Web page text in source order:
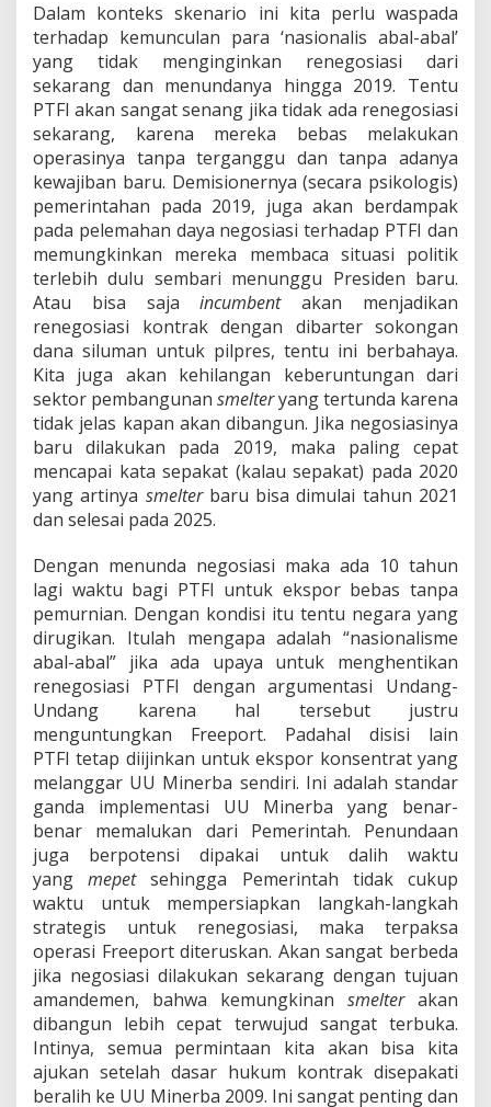
Dalam konteks skenario ini kita perlu waspada
terhadap kemunculan para ‘nasionalis abal-abal’
yang tidak menginginkan renegosiasi dari
sekarang dan menundanya hingga 2019. Tentu
PTFI akan sangat senang jika tidak ada renegosiasi
sekarang, karena mereka bebas melakukan
operasinya tanpa terganggu dan tanpa adanya
kewajiban baru. Demisionernya (secara psikologis)
pemerintahan pada 2019, juga akan berdampak
pada pelemahan daya negosiasi terhadap PTFI dan
memungkinkan mereka membaca situasi politik
terlebih dulu sembari menunggu Presiden baru.
Atau bisa sajaincumbentakan menjadikan
renegosiasi kontrak dengan dibarter sokongan
dana siluman untuk pilpres, tentu ini berbahaya.
Kita juga akan kehilangan keberuntungan dari
sektor pembangunan smelteryang tertunda karena
tidak jelas kapan akan dibangun. Jika negosiasinya
baru dilakukan pada 2019, maka paling cepat
mencapai kata sepakat (kalau sepakat) pada 2020
yang artinya smelterbaru bisa dimulai tahun 2021
dan selesai pada 2025.
Dengan menunda negosiasi maka ada 10 tahun
lagi waktu bagi PTFI untuk ekspor bebas tanpa
pemurnian. Dengan kondisi itu tentu negara yang
dirugikan. Itulah mengapa adalah “nasionalisme
abal-abal” jika ada upaya untuk menghentikan
renegosiasi PTFI dengan argumentasi Undang-
Undang karena hal tersebut justru
menguntungkan Freeport. Padahal disisi lain
PTFI tetap diijinkan untuk ekspor konsentrat yang
melanggar UU Minerba sendiri. Ini adalah standar
ganda implementasi UU Minerba yang benar-
benar memalukan dari Pemerintah. Penundaan
juga berpotensi dipakai untuk dalih waktu
yangmepetsehingga Pemerintah tidak cukup
waktu untuk mempersiapkan langkah-langkah
strategis untuk renegosiasi, maka terpaksa
operasi Freeport diteruskan. Akan sangat berbeda
jika negosiasi dilakukan sekarang dengan tujuan
amandemen, bahwa kemungkinan smelterakan
dibangun lebih cepat terwujud sangat terbuka.
Intinya, semua permintaan kita akan bisa kita
ajukan setelah dasar hukum kontrak disepakati
beralih ke UU Minerba 2009. Ini sangat penting dan